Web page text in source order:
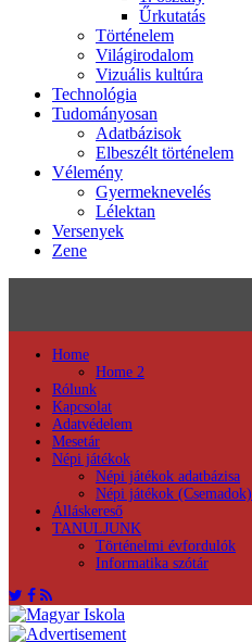
Űrkutatás
Történelem
Világirodalom
Vizuális kultúra
Technológia
Tudományosan
Adatbázisok
Elbeszélt történelem
Vélemény
Gyermeknevelés
Lélektan
Versenyek
Zene
Home
Home 2
Rólunk
Kapcsolat
Adatvédelem
Mesetár
Népi játékok
Népi játékok adatbázisa
Népi játékok (Csemadok)
Álláskereső
TANULJUNK
Történelmi évfordulók
Informatika szótár